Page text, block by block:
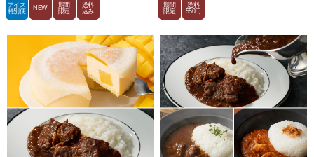
アイス
特別便
NEW
期間
限定
送料
込み
期間
限定
送料
550円